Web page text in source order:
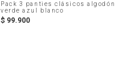
Pack 3 panties clásicos algodón
verde azul blanco
$ 99.900